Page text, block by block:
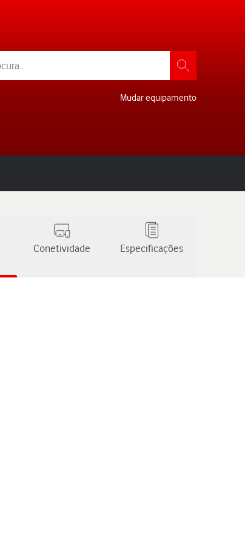
Mudar equipamento
Conetividade Especificações